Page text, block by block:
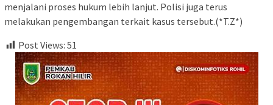
menjalani proses hukum lebih lanjut. Polisi juga terus
melakukan pengembangan terkait kasus tersebut.(*T.Z*)
Post Views: 51